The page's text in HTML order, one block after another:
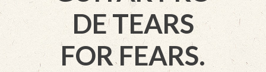
DE TEARS
FOR FEARS.